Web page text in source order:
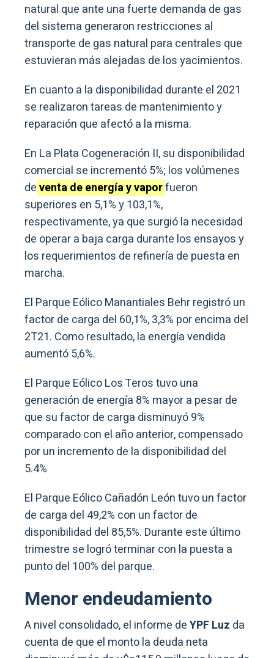
natural que ante una fuerte demanda de gas
del sistema generaron restricciones al
transporte de gas natural para centrales que
estuvieran más alejadas de los yacimientos.
En cuanto a la disponibilidad durante el 2021
se realizaron tareas de mantenimiento y
reparación que afectó a la misma.
En La Plata Cogeneración II, su disponibilidad
comercial se incrementó 5%; los volúmenes
deventa de energía y vaporfueron
superiores en 5,1% y 103,1%,
respectivamente, ya que surgió la necesidad
de operar a baja carga durante los ensayos y
los requerimientos de refinería de puesta en
marcha.
El Parque Eólico Manantiales Behr registró un
factor de carga del 60,1%, 3,3% por encima del
2T21. Como resultado, la energía vendida
aumentó 5,6%.
El Parque Eólico Los Teros tuvo una
generación de energía 8% mayor a pesar de
que su factor de carga disminuyó 9%
comparado con el año anterior, compensado
por un incremento de la disponibilidad del
5.4%
El Parque Eólico Cañadón León tuvo un factor
de carga del 49,2% con un factor de
disponibilidad del 85,5%. Durante este último
trimestre se logró terminar con la puesta a
punto del 100% del parque.
Menor endeudamiento
A nivel consolidado, el informe deYPF Luz da
cuenta de que el monto la deuda neta